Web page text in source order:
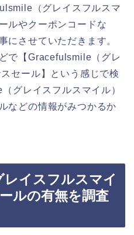
（グレイスフルスマ
ルやクーポンコードな
にさせていただきます。
で【Gracefulsmile（グレ
セール】という感じで検
グレイスフルスマイル）
などの情報がみつかるか
イスフルスマイ
ルの有無を調査